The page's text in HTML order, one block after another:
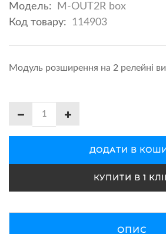
Модель:
M-OUT2R box
Код товару:
114903
Модуль розширення на 2 релейні
ДОДАТИ В
КУПИТИ В 1
ОПИС